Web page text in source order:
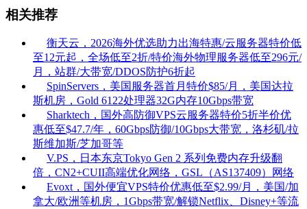
相关推荐
衡天云，2026海外优选助力出海特惠/云服务器特价低
至12元起，全场低至2折/特价海外物理服务器低至296元/
月，站群/大带宽/DDOS防护6折起
SpinServers，美国服务器首月特价$85/月，美国达拉
斯机房，Gold 6122处理器32G内存10Gbps带宽
Sharktech，国外高防御VPS云服务器特价5折半价优
惠低至$47.7/年，60Gbps防御/10Gbps大带宽，洛杉矶/拉
斯维加斯/芝加哥等
V.PS，日本东京Tokyo Gen 2 系列免费内存升级翻
倍，CN2+CUII高端优化网络，GSL（AS137409）网络
Evoxt，国外便宜VPS特价优惠低至$2.99/月，美国/加
拿大/欧洲等机房，1Gbps带宽/解锁Netflix、Disney+等流